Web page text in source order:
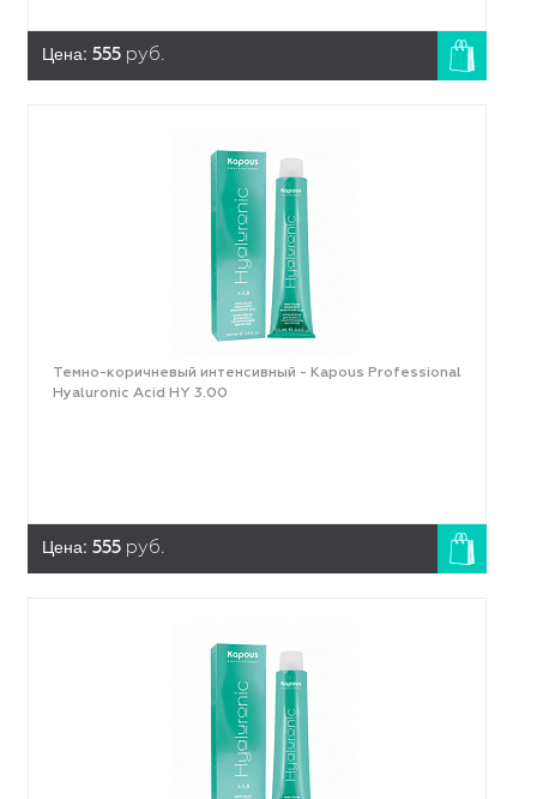
Цена: 555 руб.
Темно-коричневый интенсивный - Kapous Professional
Hyaluronic Acid HY 3.00
Цена: 555 руб.